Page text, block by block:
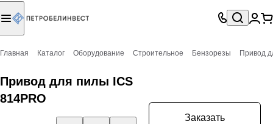
Главная Каталог Оборудование Строительное Бензорезы Привод
Привод для пилы ICS
814PRO
Заказать